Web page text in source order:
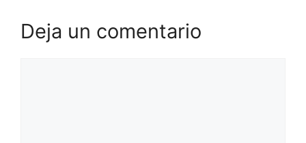
Deja un comentario